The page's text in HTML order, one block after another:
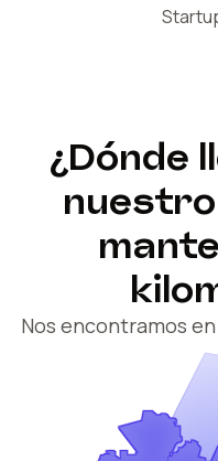
¿Dónde
Nos encontramos en